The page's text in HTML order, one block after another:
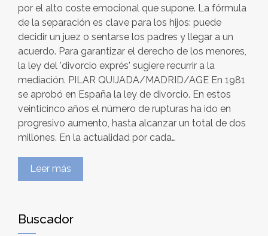
por el alto coste emocional que supone. La fórmula
de la separación es clave para los hijos: puede
decidir un juez o sentarse los padres y llegar a un
acuerdo. Para garantizar el derecho de los menores,
la ley del 'divorcio exprés' sugiere recurrir a la
mediación. PILAR QUIJADA/MADRID/AGE En 1981
se aprobó en España la ley de divorcio. En estos
veinticinco años el número de rupturas ha ido en
progresivo aumento, hasta alcanzar un total de dos
millones. En la actualidad por cada…
Leer más
Buscador